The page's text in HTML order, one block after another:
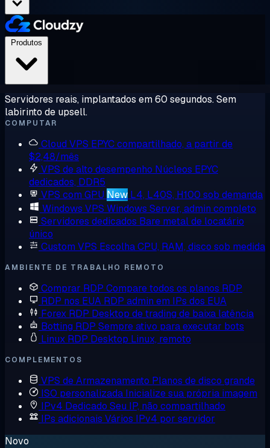
Servidores reais, implantados em 60 segundos. Sem
labirinto de upsell.
COMPUTAR
Cloud VPS EPYC compartilhado, a partir de
$2,48/mês
VPS de alto desempenho Núcleos EPYC
dedicados, DDR5
VPS com GPU New L4, L40S, H100 sob demanda
Windows VPS Windows Server, admin completo
Servidores dedicados Bare metal de locatário
único
Custom VPS Escolha CPU, RAM, disco sob medida
AMBIENTE DE TRABALHO REMOTO
Comprar RDP Compare todos os planos RDP
RDP nos EUA RDP admin em IPs dos EUA
Forex RDP Desktop de trading de baixa latência
Botting RDP Sempre ativo para executar bots
Linux RDP Desktop Linux, remoto
COMPLEMENTOS
VPS de Armazenamento Planos de disco grande
ISO personalizada Inicialize sua própria imagem
IPv4 Dedicado Seu IP, não compartilhado
IPs adicionais Vários IPv4 por servidor
Novo